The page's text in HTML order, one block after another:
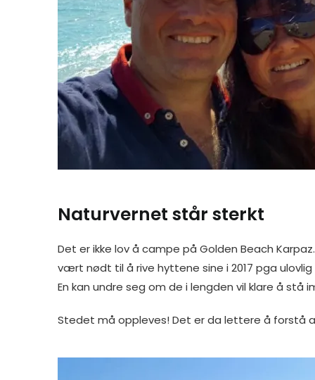
Naturvernet står sterkt
Det er ikke lov å campe på Golden Beach
vært nødt til å rive hyttene sine i 2017 pga
En kan undre seg om de i lengden vil klare å
Stedet må oppleves! Det er da lettere å forstå